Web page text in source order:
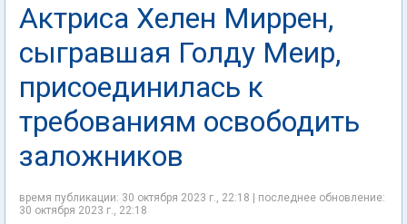
Актриса Хелен Миррен,
сыгравшая Голду Меир,
присоединилась к
требованиям освободить
заложников
время публикации: 30 октября 2023 г., 22:18 | последнее обновление:
30 октября 2023 г., 22:18